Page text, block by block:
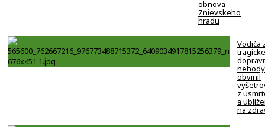
obnova
Znievskeho
hradu
Vodiča
nehody
obvinil
z
a
na